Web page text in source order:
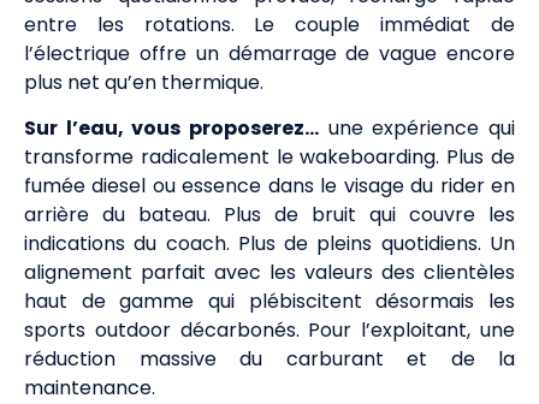
entre les rotations. Le couple immédiat de
l’électrique offre un démarrage de vague encore
plus net qu’en thermique.
Sur l’eau, vous proposerez… une expérience qui
transforme radicalement le wakeboarding. Plus de
fumée diesel ou essence dans le visage du rider en
arrière du bateau. Plus de bruit qui couvre les
indications du coach. Plus de pleins quotidiens. Un
alignement parfait avec les valeurs des clientèles
haut de gamme qui plébiscitent désormais les
sports outdoor décarbonés. Pour l’exploitant, une
réduction massive du carburant et de la
maintenance.